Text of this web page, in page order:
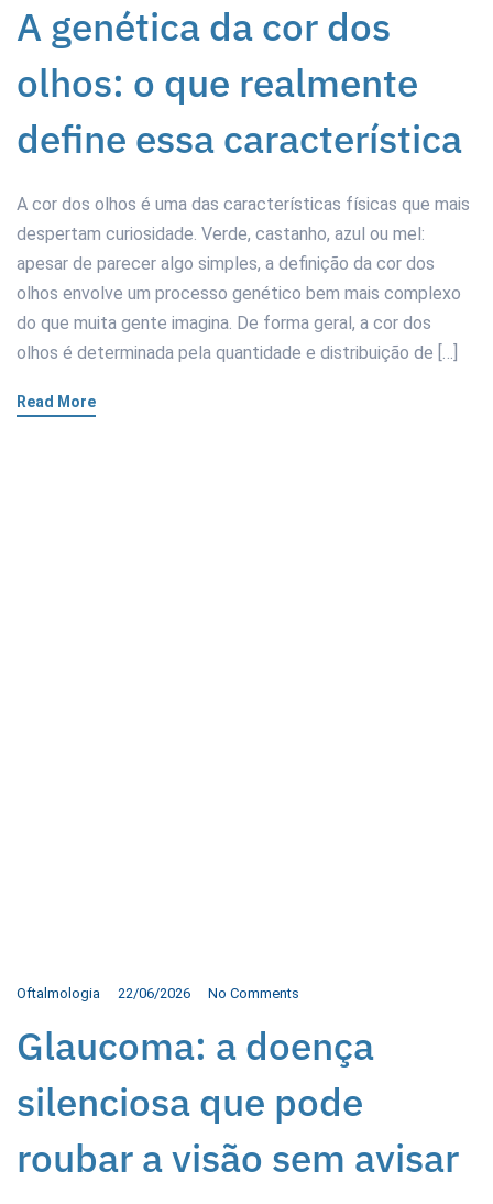
A genética da cor dos
olhos: o que realmente
define essa característica
A cor dos olhos é uma das características físicas que mais
despertam curiosidade. Verde, castanho, azul ou mel:
apesar de parecer algo simples, a definição da cor dos
olhos envolve um processo genético bem mais complexo
do que muita gente imagina. De forma geral, a cor dos
olhos é determinada pela quantidade e distribuição de […]
Read More
Oftalmologia 22/06/2026 No Comments
Glaucoma: a doença
silenciosa que pode
roubar a visão sem avisar